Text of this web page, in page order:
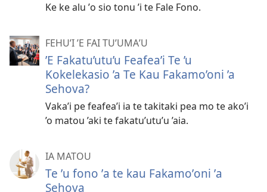
Ke ke alu ʼo sio tonu ʼi te Fale Fono.
FEHUʼI ʼE FAI TUʼUMAʼU
’E Fakatu’utu’u Feafea’i Te ’u
Kokelekasio ’a Te Kau Fakamo’oni ’a
Sehova?
Vaka’i pe feafea’i ia te takitaki pea mo te ako’i
’o matou ’aki te fakatu’utu’u ’aia.
IA MATOU
Te ʼu fono ʼa te kau Fakamoʼoni ʼa
Sehova